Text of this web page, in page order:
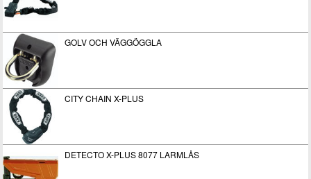
GOLV OCH VÄGGÖGGLA
CITY CHAIN X-PLUS
DETECTO X-PLUS 8077 LARMLÅS